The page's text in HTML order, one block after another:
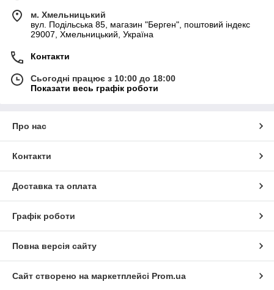
м. Хмельницький
вул. Подільська 85, магазин "Берген", поштовий індекс
29007, Хмельницький, Україна
Контакти
Сьогодні працює з 10:00 до 18:00
Показати весь графік роботи
Про нас
Контакти
Доставка та оплата
Графік роботи
Повна версія сайту
Сайт створено на маркетплейсі Prom.ua